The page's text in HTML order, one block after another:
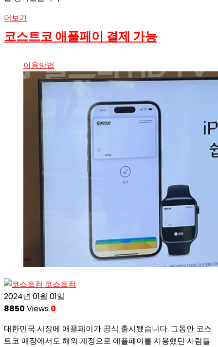
더보기
코스트코 애플페이 결제 가능
이용방법
코스트컴
2024년 01월 01일
8850 Views 0
대한민국 시장에 애플페이가 공식 출시됐습니다. 그동안 코스
트코 매장에서도 해외 계정으로 애플페이를 사용했던 사람들